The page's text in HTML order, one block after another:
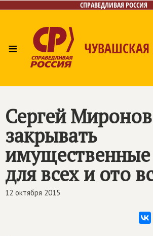
СПРАВЕДЛИВАЯ РОССИЯ
≡ ЧУВАШСКАЯ
Сергей
закрывать
для всех и ото
12 октября 2015